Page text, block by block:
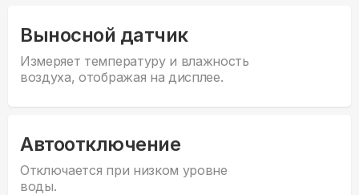
Выносной датчик
Измеряет температуру и влажность
воздуха, отображая на дисплее.
Автоотключение
Отключается при низком уровне
воды.